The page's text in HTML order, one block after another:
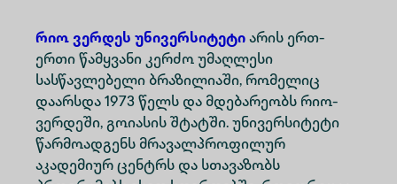
რიო ვერდეს უნივერსიტეტი არის ერთ-
ერთი წამყვანი კერძო უმაღლესი
სასწავლებელი ბრაზილიაში, რომელიც
დაარსდა 1973 წელს და მდებარეობს რიო-
ვერდეში, გოიასის შტატში. უნივერსიტეტი
წარმოადგენს მრავალპროფილურ
აკადემიურ ცენტრს და სთავაზობს